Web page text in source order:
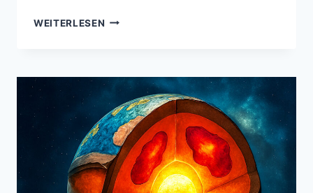
WEITERLESEN PLATTENTEKTONIK
KRÄFTE
ERDE
–
BEWEGUNG
FORMT
KONTINENTE